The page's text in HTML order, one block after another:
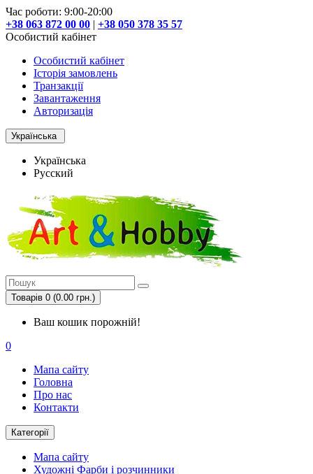
Час роботи: 9:00-20:00
+38 063 872 00 00 | +38 050 378 35 57
Особистий кабінет
Особистий кабінет
Історія замовлень
Транзакції
Завантаження
Авторизація
Українська
Українська
Русский
Товарів 0 (0.00 грн.)
Ваш кошик порожній!
0
Мапа сайту
Головна
Про нас
Контакти
Категорії
Мапа сайту
Художні Фарби і розчинники